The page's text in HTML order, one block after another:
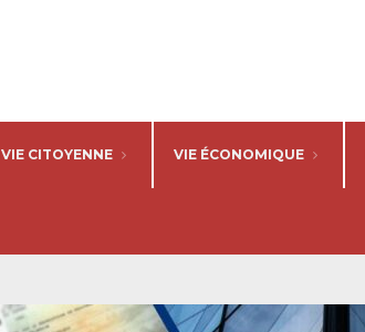
VIE CITOYENNE VIE ÉCONOMIQUE